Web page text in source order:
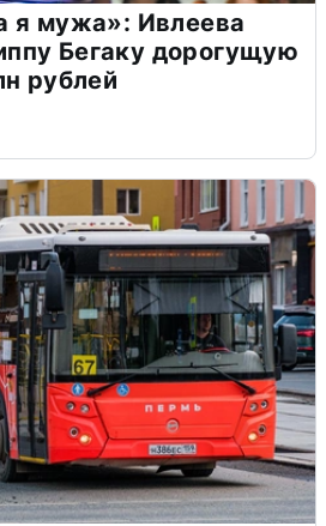
я мужа»: Ивлеева
Бегаку дорогущую
рублей